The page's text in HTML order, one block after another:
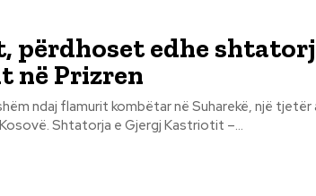
përdhoset edhe
në Prizren
ndaj flamurit kombëtar në Suharekë, një tjetër
Shtatorja e Gjergj Kastriotit –...